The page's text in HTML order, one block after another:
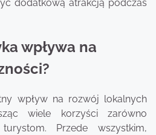
dodatkową atrakcją podczas
wpływa na
wpływ na rozwój lokalnych
wiele korzyści zarówno
Przede wszystkim,